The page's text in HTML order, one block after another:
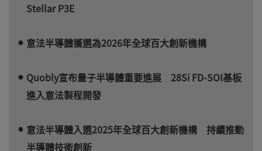
Stellar P3E
意法半導體獲選為2026年全球百大創新機構
Quobly宣布量子半導體重要進展 28Si FD-SOI基板
進入意法製程開發
意法半導體入選2025年全球百大創新機構 持續推動
半導體技術創新